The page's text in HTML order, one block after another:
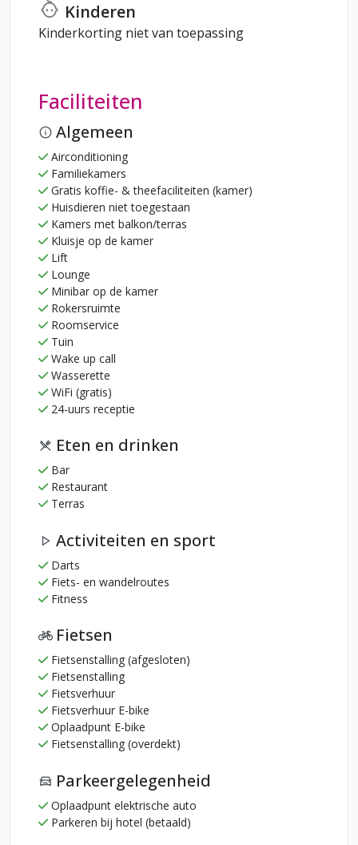
Kinderen
Kinderkorting niet van toepassing
Faciliteiten
Algemeen
Airconditioning
Familiekamers
Gratis koffie- & theefaciliteiten (kamer)
Huisdieren niet toegestaan
Kamers met balkon/terras
Kluisje op de kamer
Lift
Lounge
Minibar op de kamer
Rokersruimte
Roomservice
Tuin
Wake up call
Wasserette
WiFi (gratis)
24-uurs receptie
Eten en drinken
Bar
Restaurant
Terras
Activiteiten en sport
Darts
Fiets- en wandelroutes
Fitness
Fietsen
Fietsenstalling (afgesloten)
Fietsenstalling
Fietsverhuur
Fietsverhuur E-bike
Oplaadpunt E-bike
Fietsenstalling (overdekt)
Parkeergelegenheid
Oplaadpunt elektrische auto
Parkeren bij hotel (betaald)